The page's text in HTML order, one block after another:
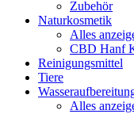
Zubehör
Naturkosmetik
Alles
CBD Hanf
Reinigungsmittel
Tiere
Alles